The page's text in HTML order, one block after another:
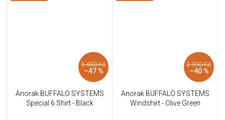
5 690 Kč
–47 %
Anorak BUFFALO SYSTEMS
Special 6 Shirt - Black
2 990 Kč
–40 %
Anorak BUFFALO SYSTEMS
Windshirt - Olive Green